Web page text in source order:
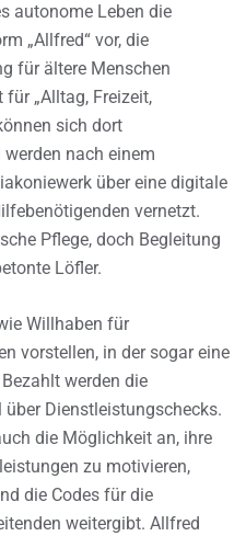
autonome Leben die
„Allfred“ vor, die
für ältere Menschen
„Alltag, Freizeit,
sich dort
nach einem
über eine digitale
vernetzt.
Pflege, doch Begleitung
Löfler.
Willhaben für
vorstellen, in der sogar eine
werden die
Dienstleistungschecks.
die Möglichkeit an, ihre
zu motivieren,
die Codes für die
weitergibt. Allfred